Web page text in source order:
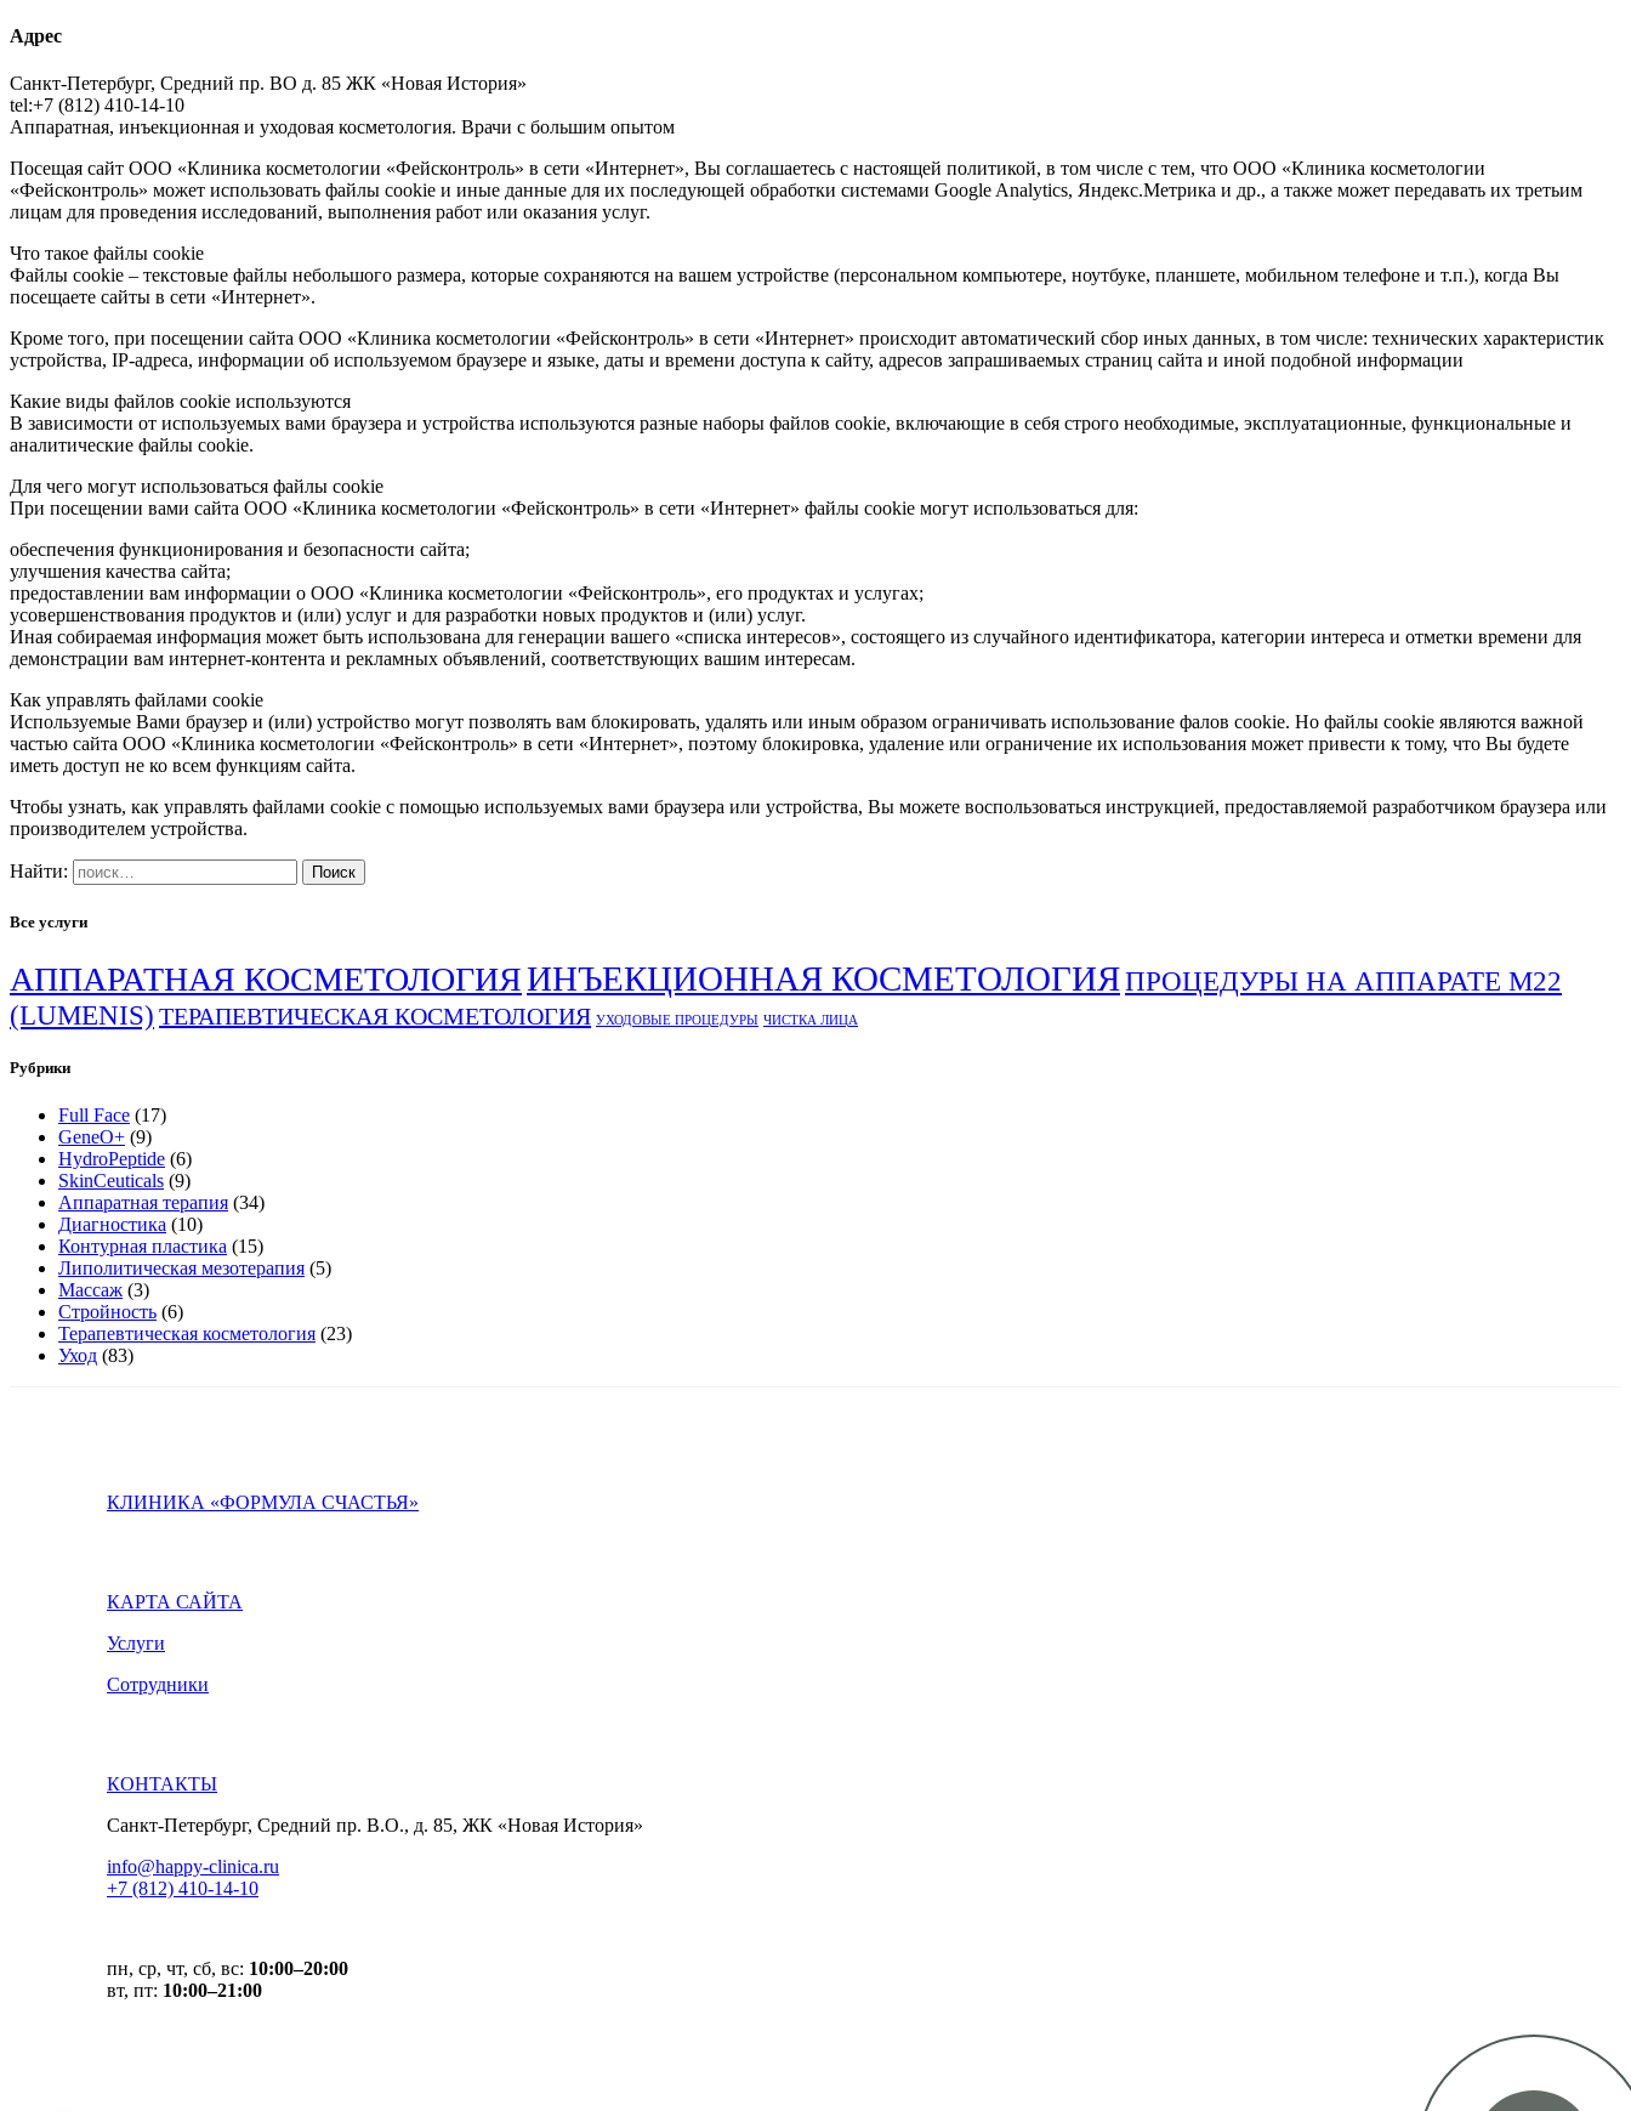
Адрес
Санкт-Петербург, Средний пр. ВО д. 85 ЖК «Новая История»
tel:+7 (812) 410-14-10
Аппаратная, инъекционная и уходовая косметология. Врачи с большим опытом
Посещая сайт ООО «Клиника косметологии «Фейсконтроль» в сети «Интернет», Вы соглашаетесь с настоящей политикой, в том числе с тем, что ООО «Клиника косметологии
«Фейсконтроль» может использовать файлы cookie и иные данные для их последующей обработки системами Google Analytics, Яндекс.Метрика и др., а также может передавать их третьим
лицам для проведения исследований, выполнения работ или оказания услуг.
Что такое файлы cookie
Файлы cookie – текстовые файлы небольшого размера, которые сохраняются на вашем устройстве (персональном компьютере, ноутбуке, планшете, мобильном телефоне и т.п.), когда Вы
посещаете сайты в сети «Интернет».
Кроме того, при посещении сайта ООО «Клиника косметологии «Фейсконтроль» в сети «Интернет» происходит автоматический сбор иных данных, в том числе: технических характеристик
устройства, IP-адреса, информации об используемом браузере и языке, даты и времени доступа к сайту, адресов запрашиваемых страниц сайта и иной подобной информации
Какие виды файлов cookie используются
В зависимости от используемых вами браузера и устройства используются разные наборы файлов cookie, включающие в себя строго необходимые, эксплуатационные, функциональные и
аналитические файлы cookie.
Для чего могут использоваться файлы cookie
При посещении вами сайта ООО «Клиника косметологии «Фейсконтроль» в сети «Интернет» файлы cookie могут использоваться для:
обеспечения функционирования и безопасности сайта;
улучшения качества сайта;
предоставлении вам информации о ООО «Клиника косметологии «Фейсконтроль», его продуктах и услугах;
усовершенствования продуктов и (или) услуг и для разработки новых продуктов и (или) услуг.
Иная собираемая информация может быть использована для генерации вашего «списка интересов», состоящего из случайного идентификатора, категории интереса и отметки времени для
демонстрации вам интернет-контента и рекламных объявлений, соответствующих вашим интересам.
Как управлять файлами cookie
Используемые Вами браузер и (или) устройство могут позволять вам блокировать, удалять или иным образом ограничивать использование фалов cookie. Но файлы cookie являются важной
частью сайта ООО «Клиника косметологии «Фейсконтроль» в сети «Интернет», поэтому блокировка, удаление или ограничение их использования может привести к тому, что Вы будете
иметь доступ не ко всем функциям сайта.
Чтобы узнать, как управлять файлами cookie с помощью используемых вами браузера или устройства, Вы можете воспользоваться инструкцией, предоставляемой разработчиком браузера или
производителем устройства.
Найти:
Все услуги
АППАРАТНАЯ КОСМЕТОЛОГИЯИНЪЕКЦИОННАЯ КОСМЕТОЛОГИЯПРОЦЕДУРЫ НА АППАРАТЕ М22
(LUMENIS) ТЕРАПЕВТИЧЕСКАЯ КОСМЕТОЛОГИЯ УХОДОВЫЕ ПРОЦЕДУРЫ ЧИСТКА ЛИЦА
Рубрики
Full Face (17)
GeneO+ (9)
HydroPeptide (6)
SkinCeuticals (9)
Аппаратная терапия (34)
Диагностика (10)
Контурная пластика (15)
Липолитическая мезотерапия (5)
Массаж (3)
Стройность (6)
Терапевтическая косметология (23)
Уход (83)
КЛИНИКА «ФОРМУЛА СЧАСТЬЯ»
КАРТА САЙТА
Услуги
Сотрудники
КОНТАКТЫ
Санкт-Петербург, Средний пр. В.О., д. 85, ЖК «Новая История»
info@happy-clinica.ru
+7 (812) 410-14-10
пн, ср, чт, сб, вс: 10:00–20:00
вт, пт: 10:00–21:00